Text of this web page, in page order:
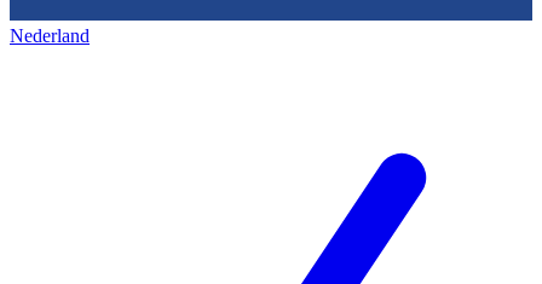
Nederland